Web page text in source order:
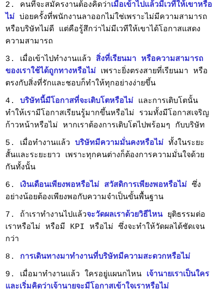
2. คนที่จะสมัครงานต้องคิดว่าเมื่อเข้าไปแล้วมีเวทีให้เขาหรือ
ไม่ บ่อยครั้งที่พนักงานลาออกไม่ใช่เพราะไม่มีความสามารถ
หรือบริษัทไม่ดี แต่คือรู้สึกว่าไม่มีเวทีให้เขาได้โอกาสแสดง
ความสามารถ
3. เมื่อเข้าไปทำงานแล้ว สิ่งที่เรียนมา หรือความสามารถ
ของเราใช้ได้ถูกทางหรือไม่ เพราะยิ่งตรงสายที่เรียนมา หรือ
ตรงกับสิ่งที่รักและชอบก็ทำให้ทุกอย่างง่ายขึ้น
4.บริษัทนี้มีโอกาสที่จะเติบโตหรือไม่ และการเติบโตนั้น
ทำให้เรามีโอกาสเรียนรู้มากขึ้นหรือไม่ รวมทั้งมีโอกาสเจริญ
ก้าวหน้าหรือไม่ หากเราต้องการเติบโตไปพร้อมๆ กับบริษัท
5. เมื่อทำงานแล้วบริษัทมีความมั่นคงหรือไม่ ทั้งในระยะ
สั้นและระยะยาว เพราะทุกคนต่างก็ต้องการความมั่นใจด้วย
กันทั้งนั้น
6. เงินเดือนเพียงพอหรือไม่ สวัสดิการเพียงพอหรือไม่ ซึ่ง
อย่างน้อยต้องเพียงพอกับความจำเป็นขั้นพื้นฐาน
7. ถ้าเราทำงานไปแล้วจะวัดผลเราด้วยวิธีไหนยุติธรรมต่อ
เราหรือไม่ หรือมี KPI หรือไม่ ซึ่งจะทำให้วัดผลได้ชัดเจน
กว่า
8. การเดินทางมาทำงานที่บริษัทมีความสะดวกหรือไม่
9. เมื่อมาทำงานแล้ว ใครอยู่แผนกไหน เจ้านายเราเป็นใคร
และเริ่มคิดว่าเจ้านายจะมีโอกาสเข้าใจเราหรือไม่